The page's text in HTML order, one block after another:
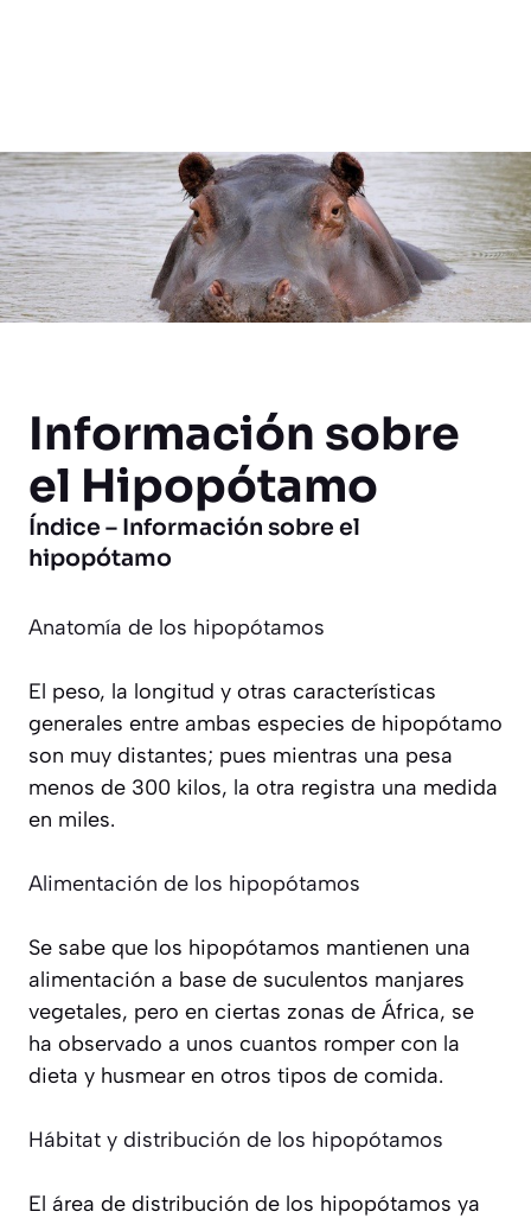
Información sobre
el Hipopótamo
Índice – Información sobre el
hipopótamo
Anatomía de los hipopótamos
El peso, la longitud y otras características
generales entre ambas especies de hipopótamo
son muy distantes; pues mientras una pesa
menos de 300 kilos, la otra registra una medida
en miles.
Alimentación de los hipopótamos
Se sabe que los hipopótamos mantienen una
alimentación a base de suculentos manjares
vegetales, pero en ciertas zonas de África, se
ha observado a unos cuantos romper con la
dieta y husmear en otros tipos de comida.
Hábitat y distribución de los hipopótamos
El área de distribución de los hipopótamos ya